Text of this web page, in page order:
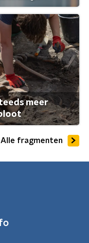
meer
Alle fragmenten